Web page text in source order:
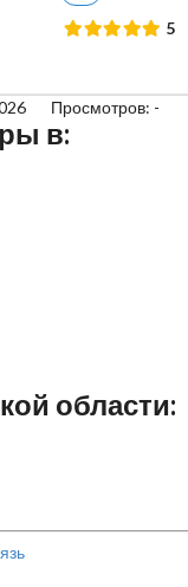
5
Просмотров: -
в:
области: